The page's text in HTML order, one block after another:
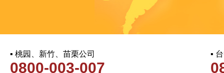
▪ 桃园、新竹、苗栗公司
0800-003-007
▪